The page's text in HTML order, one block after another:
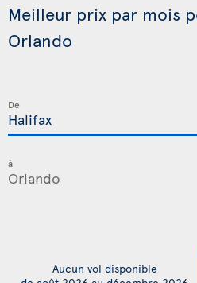
Meilleur prix par mois
Orlando
De
à
Aucun vol disponible